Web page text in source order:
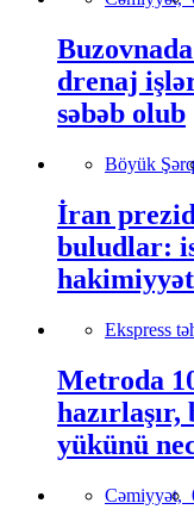
drenaj
səbəb olub
Böyük
İran
buludlar:
Ekspress
Metroda
yükünü
Cəmiyyət,